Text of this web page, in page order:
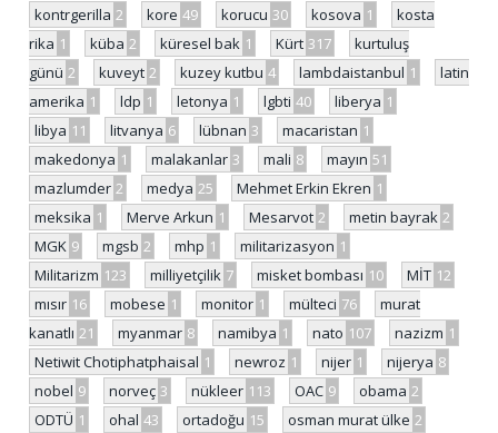
kontrgerilla 2 kore 49 korucu 30 kosova 1
kosta
rika 1 küba 2 küresel bak 1 Kürt 317
kurtuluş
günü 2 kuveyt 2 kuzey kutbu 4 lambdaistanbul 1
latin
amerika 1 ldp 1 letonya 1 lgbti 40 liberya 1
libya 11 litvanya 6 lübnan 3 macaristan 1
makedonya 1 malakanlar 3 mali 8 mayın 51
mazlumder 2 medya 25 Mehmet Erkin Ekren 1
meksika 1 Merve Arkun 1 Mesarvot 2 metin bayrak 2
MGK 9 mgsb 2 mhp 1 militarizasyon 1
Militarizm 123 milliyetçilik 7 misket bombası 10 MİT 12
mısır 16 mobese 1 monitor 1 mülteci 76
murat
kanatlı 21 myanmar 8 namibya 1 nato 107 nazizm 1
Netiwit Chotiphatphaisal 1 newroz 1 nijer 1 nijerya 8
nobel 9 norveç 3 nükleer 113 OAC 9 obama 2
ODTÜ 1 ohal 43 ortadoğu 15 osman murat ülke 2